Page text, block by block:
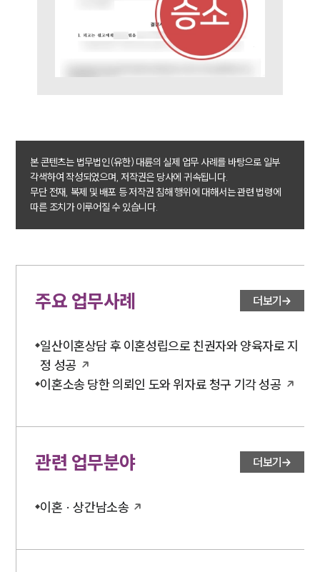
업무사례
이혼 주요 업무사례
사례분석/최신동향
업무분야
업무
전체
이혼 양육비계산기
구성원 소개
이혼전문변호사
소식/자료
공지사항
뉴스레터/브로슈어
본 콘텐츠는 법무법인(유한) 대륜의 실제 업무 사례를 바탕으로 일부
각색하여 작성되었으며, 저작권은 당사에 귀속됩니다.
무단 전재, 복제 및 배포 등 저작권 침해 행위에 대해서는 관련 법령에
따른 조치가 이루어질 수 있습니다.
주요 업무사례 더보기
일산이혼상담 후 이혼성립으로 친권자와 양육자로 지
정 성공
이혼소송 당한 의뢰인 도와 위자료 청구 기각 성공
관련 업무분야 더보기
이혼 · 상간남소송